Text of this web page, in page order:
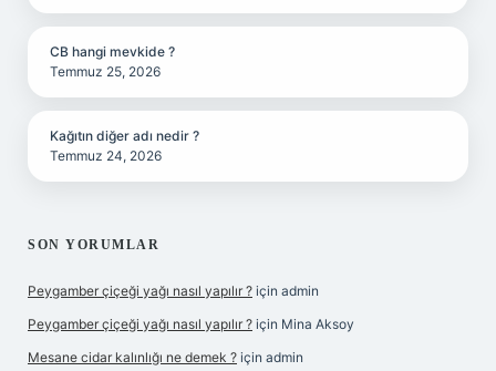
CB hangi mevkide ?
Temmuz 25, 2026
Kağıtın diğer adı nedir ?
Temmuz 24, 2026
SON YORUMLAR
Peygamber çiçeği yağı nasıl yapılır ? için admin
Peygamber çiçeği yağı nasıl yapılır ? için Mina Aksoy
Mesane cidar kalınlığı ne demek ? için admin